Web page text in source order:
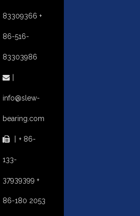
83309366 +
86-516-
83303986

info@slew-
bearing.com
 丨+ 86-
133-
37939399 +
86-180 2053